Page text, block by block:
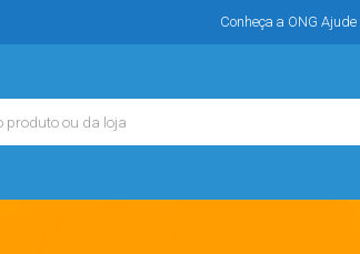
Conheça a ONG Ajude